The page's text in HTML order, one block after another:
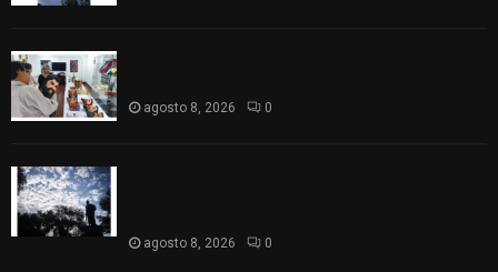
agosto 8, 2026 0
agosto 8, 2026 0